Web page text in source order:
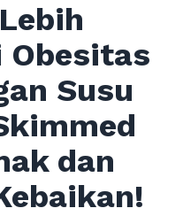
Obesitas
Susu
dan